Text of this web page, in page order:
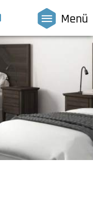
Menü